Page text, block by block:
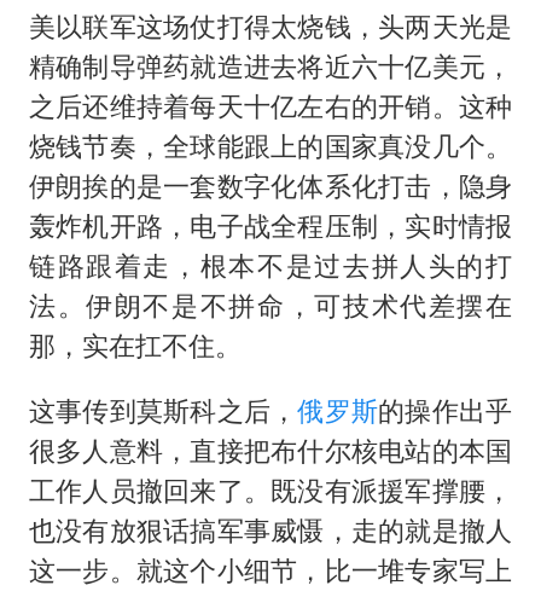
美以联军这场仗打得太烧钱，头两天光是
精确制导弹药就造进去将近六十亿美元，
之后还维持着每天十亿左右的开销。这种
烧钱节奏，全球能跟上的国家真没几个。
伊朗挨的是一套数字化体系化打击，隐身
轰炸机开路，电子战全程压制，实时情报
链路跟着走，根本不是过去拼人头的打
法。伊朗不是不拼命，可技术代差摆在
那，实在扛不住。
这事传到莫斯科之后，俄罗斯的操作出乎
很多人意料，直接把布什尔核电站的本国
工作人员撤回来了。既没有派援军撑腰，
也没有放狠话搞军事威慑，走的就是撤人
这一步。就这个小细节，比一堆专家写上